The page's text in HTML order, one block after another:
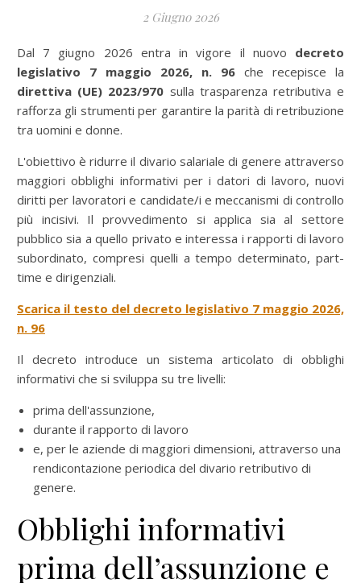
2 Giugno 2026
Dal 7 giugno 2026 entra in vigore il nuovo decreto
legislativo 7 maggio 2026, n. 96 che recepisce la
direttiva (UE) 2023/970 sulla trasparenza retributiva e
rafforza gli strumenti per garantire la parità di retribuzione
tra uomini e donne.
L'obiettivo è ridurre il divario salariale di genere attraverso
maggiori obblighi informativi per i datori di lavoro, nuovi
diritti per lavoratori e candidate/i e meccanismi di controllo
più incisivi. Il provvedimento si applica sia al settore
pubblico sia a quello privato e interessa i rapporti di lavoro
subordinato, compresi quelli a tempo determinato, part-
time e dirigenziali.
Scarica il testo del decreto legislativo 7 maggio 2026,
n. 96
Il decreto introduce un sistema articolato di obblighi
informativi che si sviluppa su tre livelli:
prima dell'assunzione,
durante il rapporto di lavoro
e, per le aziende di maggiori dimensioni, attraverso una
rendicontazione periodica del divario retributivo di
genere.
Obblighi informativi
prima dell’assunzione e